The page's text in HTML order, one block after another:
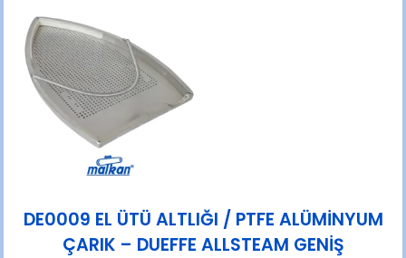
DE0009 EL ÜTÜ ALTLIĞI / PTFE ALÜMİNYUM
ÇARIK – DUEFFE ALLSTEAM GENİŞ